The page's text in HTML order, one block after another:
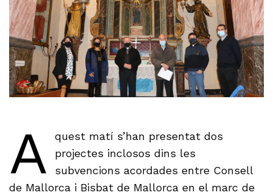
A
quest matí s’han presentat dos
projectes inclosos dins les
subvencions acordades entre Consell
de Mallorca i Bisbat de Mallorca en el marc de